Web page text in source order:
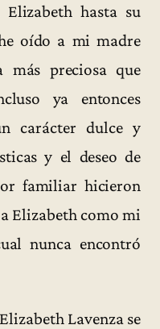
hasta su
oído a mi madre
preciosa que
ya entonces
carácter dulce y
y el deseo de
familiar hicieron
Elizabeth como mi
nunca encontró
Lavenza se